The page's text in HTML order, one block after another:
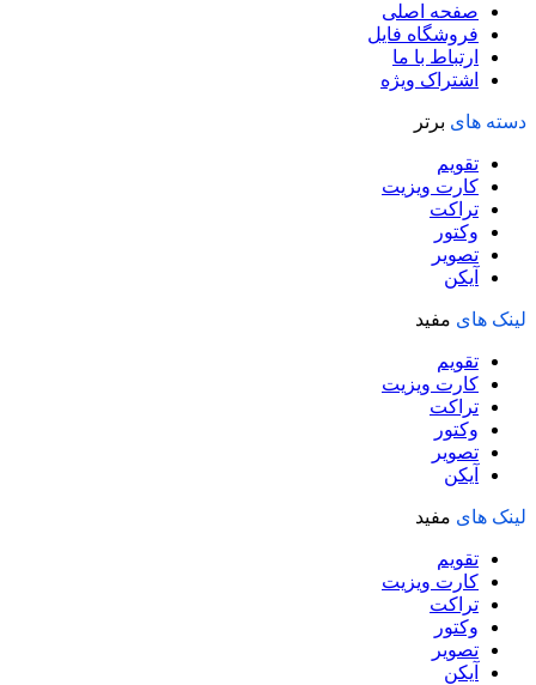
صفحه اصلی
فروشگاه فایل
ارتباط با ما
اشتراک ویژه
دسته های برتر
تقویم
کارت ویزیت
تراکت
وکتور
تصویر
آیکن
لینک های مفید
تقویم
کارت ویزیت
تراکت
وکتور
تصویر
آیکن
لینک های مفید
تقویم
کارت ویزیت
تراکت
وکتور
تصویر
آیکن